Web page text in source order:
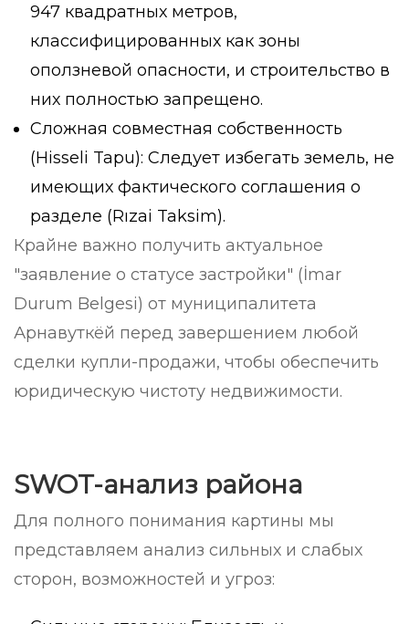
947 квадратных метров,
классифицированных как зоны
оползневой опасности, и строительство в
них полностью запрещено.
Сложная совместная собственность
(Hisseli Tapu): Следует избегать земель, не
имеющих фактического соглашения о
разделе (Rızai Taksim).
Крайне важно получить актуальное
"заявление о статусе застройки" (İmar
Durum Belgesi) от муниципалитета
Арнавуткёй перед завершением любой
сделки купли-продажи, чтобы обеспечить
юридическую чистоту недвижимости.
SWOT-анализ района
Для полного понимания картины мы
представляем анализ сильных и слабых
сторон, возможностей и угроз: